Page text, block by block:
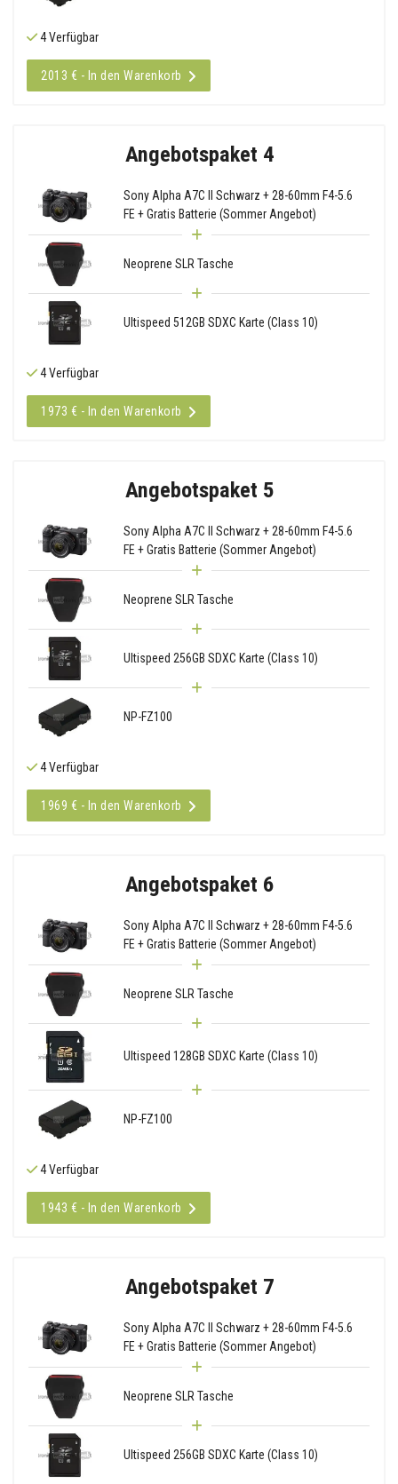
4 Verfügbar
2013 € - In den Warenkorb
Angebotspaket 4
Sony Alpha A7C II Schwarz + 28-60mm F4-5.6
FE + Gratis Batterie (Sommer Angebot)
Neoprene SLR Tasche
Ultispeed 512GB SDXC Karte (Class 10)
4 Verfügbar
1973 € - In den Warenkorb
Angebotspaket 5
Sony Alpha A7C II Schwarz + 28-60mm F4-5.6
FE + Gratis Batterie (Sommer Angebot)
Neoprene SLR Tasche
Ultispeed 256GB SDXC Karte (Class 10)
NP-FZ100
4 Verfügbar
1969 € - In den Warenkorb
Angebotspaket 6
Sony Alpha A7C II Schwarz + 28-60mm F4-5.6
FE + Gratis Batterie (Sommer Angebot)
Neoprene SLR Tasche
Ultispeed 128GB SDXC Karte (Class 10)
NP-FZ100
4 Verfügbar
1943 € - In den Warenkorb
Angebotspaket 7
Sony Alpha A7C II Schwarz + 28-60mm F4-5.6
FE + Gratis Batterie (Sommer Angebot)
Neoprene SLR Tasche
Ultispeed 256GB SDXC Karte (Class 10)